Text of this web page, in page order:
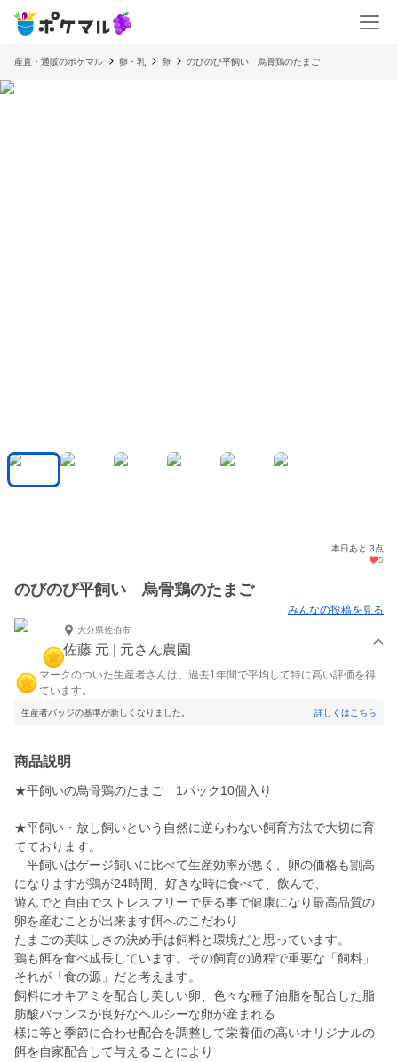
産直・通販のポケマル 卵・乳 卵 のびのび平飼い 烏骨鶏のたまご
本日あと 3点
5
のびのび平飼い 烏骨鶏のたまご
みんなの投稿を見る
大分県佐伯市
佐藤 元 | 元さん農園
マークのついた生産者さんは、過去1年間で平均して特に高い評価を得
ています。
生産者バッジの基準が新しくなりました。 詳しくはこちら
商品説明
★平飼いの烏骨鶏のたまご 1パック10個入り
★平飼い・放し飼いという自然に逆らわない飼育方法で大切に育
てております。
平飼いはゲージ飼いに比べて生産効率が悪く、卵の価格も割高
になりますが鶏が24時間、好きな時に食べて、飲んで、
遊んでと自由でストレスフリーで居る事で健康になり最高品質の
卵を産むことが出来ます餌へのこだわり
たまごの美味しさの決め手は飼料と環境だと思っています。
鶏も餌を食べ成長しています。その飼育の過程で重要な「飼料」
それが「食の源」だと考えます。
飼料にオキアミを配合し美しい卵、色々な種子油脂を配合した脂
肪酸バランスが良好なヘルシーな卵が産まれる
様に等と季節に合わせ配合を調整して栄養価の高いオリジナルの
餌を自家配合して与えることにより